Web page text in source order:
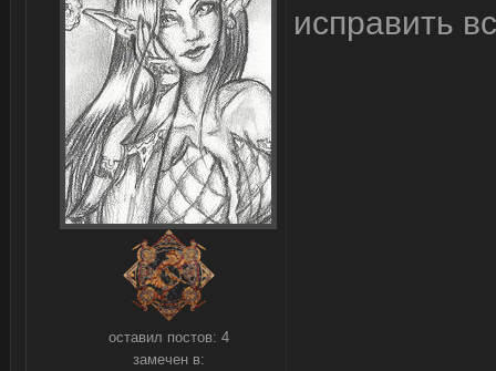
оставил постов: 4
замечен в:
исправить